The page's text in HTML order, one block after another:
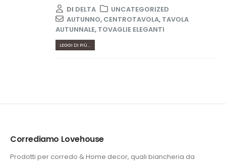
DI DELTA
UNCATEGORIZED
AUTUNNO, CENTROTAVOLA, TAVOLA
AUTUNNALE, TOVAGLIE ELEGANTI
LEGGI DI PIÙ...
Corrediamo Lovehouse
Prodotti per corredo & Home decor, quali biancheria da